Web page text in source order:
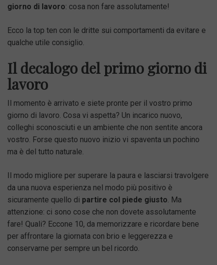
giorno di lavoro: cosa non fare assolutamente!
Ecco la top ten con le dritte sui comportamenti da evitare e
qualche utile consiglio.
Il decalogo del primo giorno di
lavoro
Il momento è arrivato e siete pronte per il vostro primo
giorno di lavoro. Cosa vi aspetta? Un incarico nuovo,
colleghi sconosciuti e un ambiente che non sentite ancora
vostro. Forse questo nuovo inizio vi spaventa un pochino
ma è del tutto naturale.
Il modo migliore per superare la paura e lasciarsi travolgere
da una nuova esperienza nel modo più positivo è
sicuramente quello di partire col piede giusto . Ma
attenzione: ci sono cose che non dovete assolutamente
fare! Quali? Eccone 10, da memorizzare e ricordare bene
per affrontare la giornata con brio e leggerezza e
conservarne per sempre un bel ricordo.